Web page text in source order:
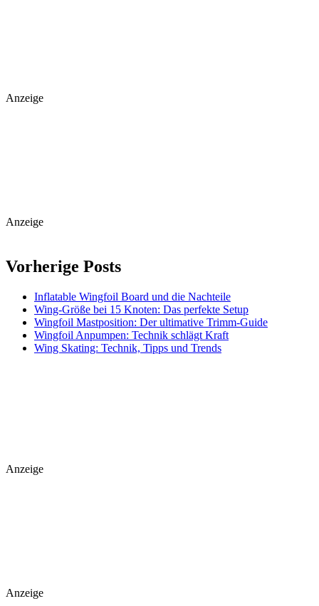
Anzeige
Anzeige
Vorherige Posts
Inflatable Wingfoil Board und die Nachteile
Wing-Größe bei 15 Knoten: Das perfekte Setup
Wingfoil Mastposition: Der ultimative Trimm-Guide
Wingfoil Anpumpen: Technik schlägt Kraft
Wing Skating: Technik, Tipps und Trends
Anzeige
Anzeige